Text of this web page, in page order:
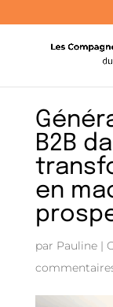
B2B
en
par Pauline|